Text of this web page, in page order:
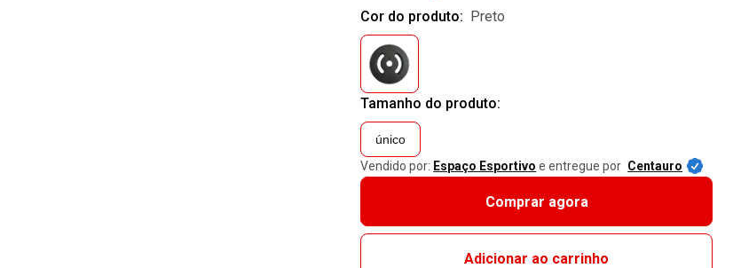
Cor do produto: preto
Tamanho do produto:
único
Vendido por: Espaço Esportivo e entregue por Centauro
Comprar agora
Adicionar ao carrinho